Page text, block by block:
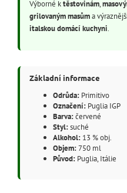
Výborné ktěstovinám,
grilovaným masůma
italskou domácí kuchyni.
Základní informace
Odrůda:Primitivo
Označení:Puglia IGP
Barva:červené
Styl:suché
Alkohol:13 % obj.
Objem:750 ml
Původ:Puglia, Itálie